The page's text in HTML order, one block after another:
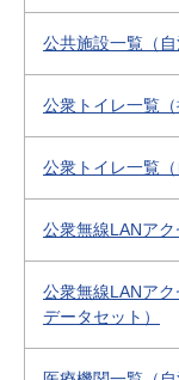
公共施設一覧（
公衆トイレ一覧（
公衆トイレ一覧
公衆無線LANアク
公衆無線LANア
データセット）